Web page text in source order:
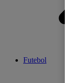
Futebol